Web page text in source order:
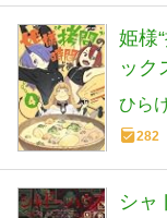
姫様
ック
ひら
282
シャ